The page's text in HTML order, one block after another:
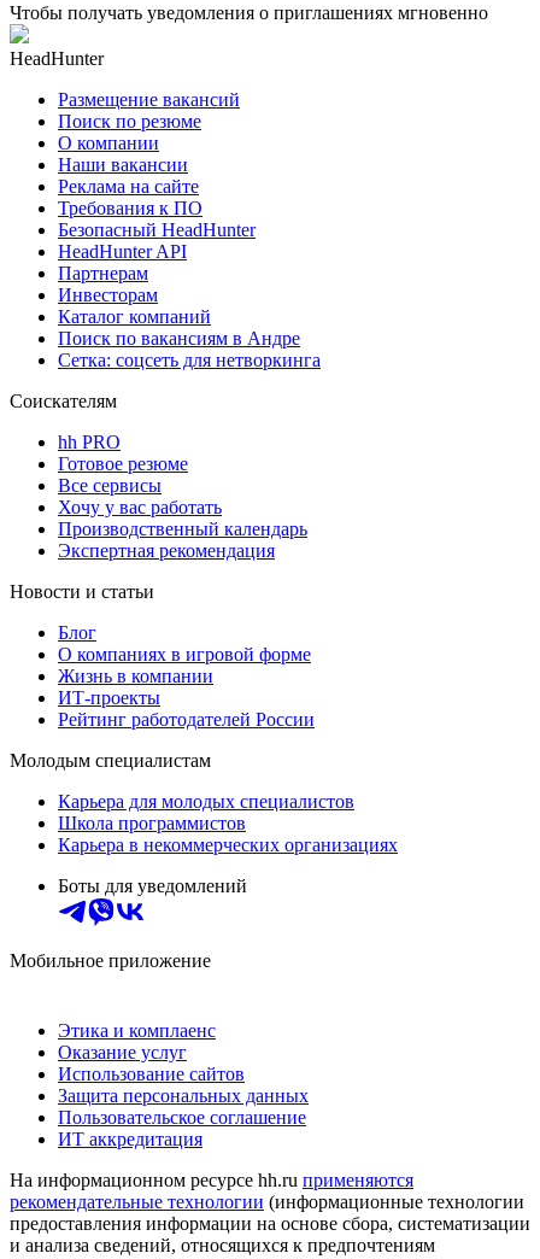
Чтобы получать уведомления о приглашениях мгновенно
HeadHunter
Размещение вакансий
Поиск по резюме
О компании
Наши вакансии
Реклама на сайте
Требования к ПО
Безопасный HeadHunter
HeadHunter API
Партнерам
Инвесторам
Каталог компаний
Поиск по вакансиям в Андре
Сетка: соцсеть для нетворкинга
Соискателям
hh PRO
Готовое резюме
Все сервисы
Хочу у вас работать
Производственный календарь
Экспертная рекомендация
Новости и статьи
Блог
О компаниях в игровой форме
Жизнь в компании
ИТ-проекты
Рейтинг работодателей России
Молодым специалистам
Карьера для молодых специалистов
Школа программистов
Карьера в некоммерческих организациях
Боты для уведомлений
Мобильное приложение
Этика и комплаенс
Оказание услуг
Использование сайтов
Защита персональных данных
Пользовательское соглашение
ИТ аккредитация
На информационном ресурсе hh.ru применяются
рекомендательные технологии (информационные технологии
предоставления информации на основе сбора, систематизации
и анализа сведений, относящихся к предпочтениям